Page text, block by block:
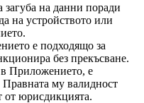
на данни поради
на устройството или
е подходящо за
без прекъсване.
Приложението, е
Правната му валидност
от юрисдикцията.